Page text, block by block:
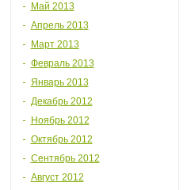
Май 2013
Апрель 2013
Март 2013
Февраль 2013
Январь 2013
Декабрь 2012
Ноябрь 2012
Октябрь 2012
Сентябрь 2012
Август 2012